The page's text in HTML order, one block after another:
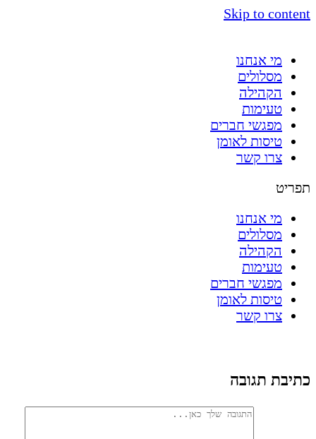
Skip to content
מי אנחנו
מסלולים
הקהילה
טעימות
מפגשי חברים
טיסות לאומן
צרו קשר
תפריט
מי אנחנו
מסלולים
הקהילה
טעימות
מפגשי חברים
טיסות לאומן
צרו קשר
כתיבת תגובה